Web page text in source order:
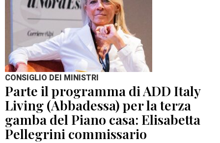
CONSIGLIO DEI MINISTRI
Parte il programma di ADD Italy
Living (Abbadessa) per la terza
gamba del Piano casa: Elisabetta
Pellegrini commissario